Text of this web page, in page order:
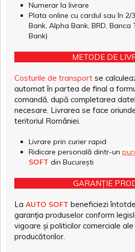
Numerar la livrare
Plata online cu cardul sau în 2/
Bank, Alpha Bank, BRD, Banca
Bank)
METODE DE
Costurile de transport se
automat în partea de final a
comandă, după completarea
necesare. Livrarea se face
teritoriul României.
Livrare prin curier rapid
Ridicare personală dintr-un
SOFT din București
GARANȚIE
La AUTO SOFT beneficiezi
garanția produselor conform
vigoare și politicilor comerciale ale
producătorilor.